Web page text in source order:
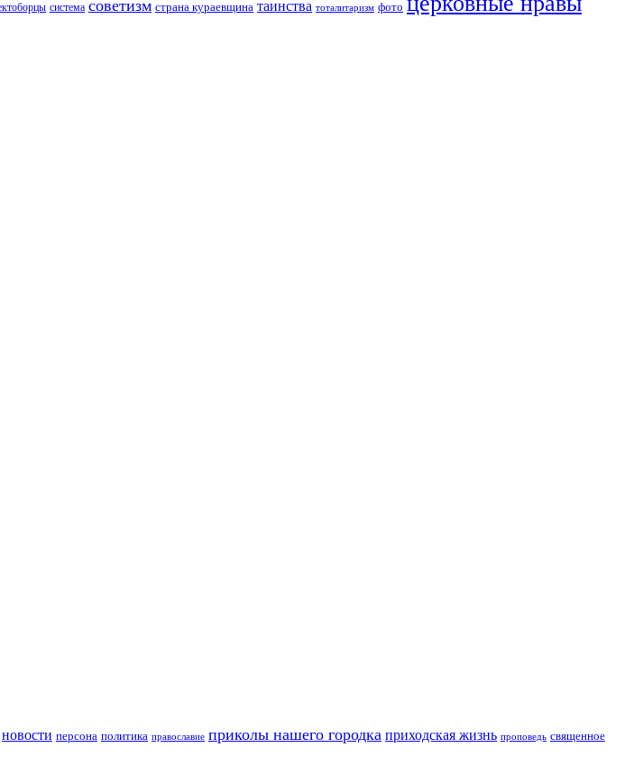
система советизм страна кураевщина таинства тоталитаризм фото
новости персона политика православие приколы нашего городка приходская жизнь проповедь священное